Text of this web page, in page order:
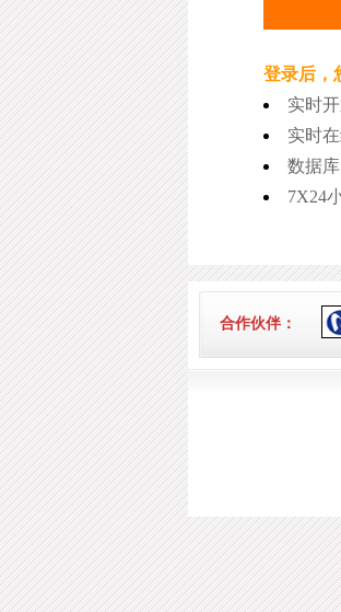
登录后，
实时
实时
数据
7X24
合作伙伴：